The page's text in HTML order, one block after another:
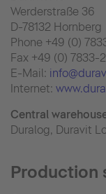
Werderstraße 36
D-78132 Hornberg
Phone +49 (0)
Fax +49 (0) 7833-
E-Mail:
Internet:
Central
Duralog, Duravit
Production